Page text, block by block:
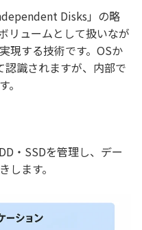
Disks」の略
リュームとして扱いなが
現する技術です。OSか
認識されますが、内部で
・SSDを管理し、デー
します。